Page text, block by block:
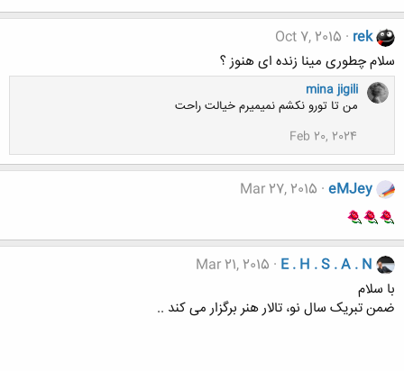
rek
Oct 7, 2015
سلام چطوری مینا زنده ای هنوز ؟
mina jigili
من تا تورو نکشم نمیمیرم خیالت راحت
Feb 20, 2024
eMJey
Mar 27, 2015
E . H . S . A . N
Mar 21, 2015
با سلام
ضمن تبریک سال نو، تالار هنر برگزار می کند ..